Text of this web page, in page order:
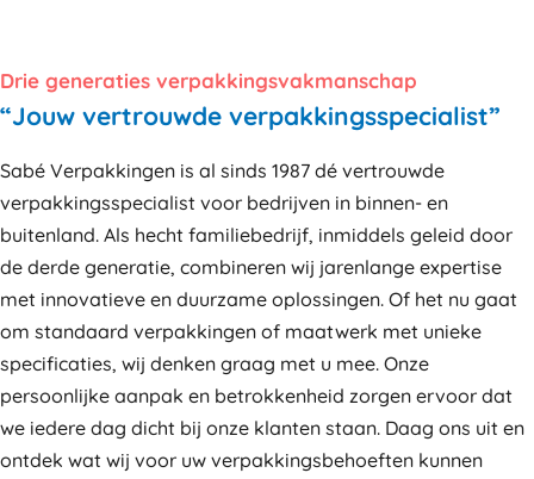
Drie generaties verpakkingsvakmanschap
“Jouw vertrouwde verpakkingsspecialist”
Sabé Verpakkingen is al sinds 1987 dé vertrouwde
verpakkingsspecialist voor bedrijven in binnen- en
buitenland. Als hecht familiebedrijf, inmiddels geleid door
de derde generatie, combineren wij jarenlange expertise
met innovatieve en duurzame oplossingen. Of het nu gaat
om standaard verpakkingen of maatwerk met unieke
specificaties, wij denken graag met u mee. Onze
persoonlijke aanpak en betrokkenheid zorgen ervoor dat
we iedere dag dicht bij onze klanten staan. Daag ons uit en
ontdek wat wij voor uw verpakkingsbehoeften kunnen